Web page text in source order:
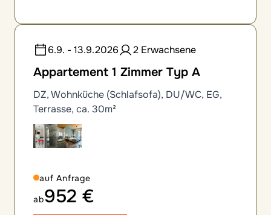
6.9. - 13.9.2026 2 Erwachsene
Appartement 1 Zimmer Typ A
DZ, Wohnküche (Schlafsofa), DU/WC, EG,
Terrasse, ca. 30m²
auf Anfrage
ab952 €